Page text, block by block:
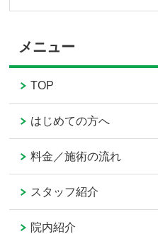
メニュー
TOP
はじめての方へ
料金／施術の流れ
スタッフ紹介
院内紹介